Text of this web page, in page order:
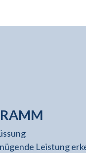
Leistung